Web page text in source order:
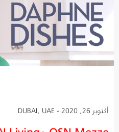
أكتوبر 26, 2020 - DUBAI, UAE